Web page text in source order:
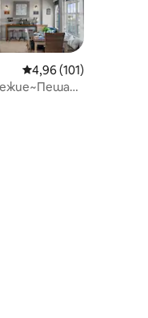
Средна оценка: 4,96
4,96 (101)